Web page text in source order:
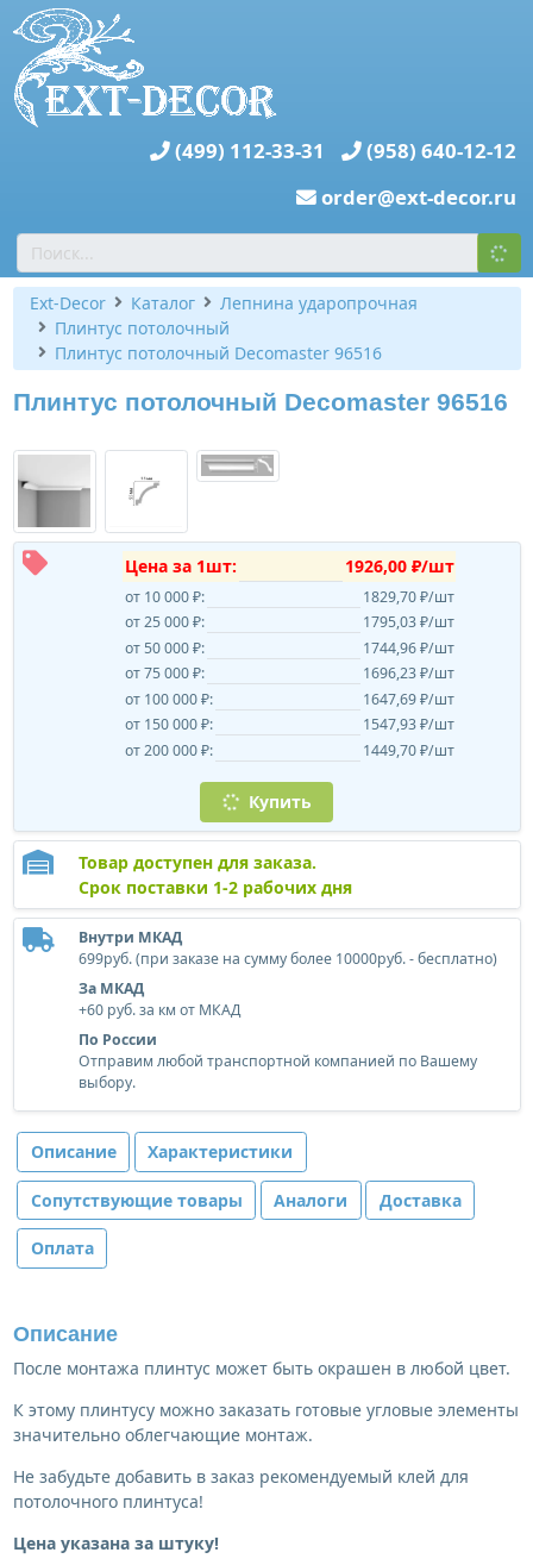
(499) 112-33-31
(958) 640-12-12
order@ext-decor.ru
Ext-Decor Каталог
Лепнина ударопрочная
Плинтус потолочный
Плинтус потолочный Decomaster 96516
Плинтус потолочный Decomaster 96516
Цена за 1шт: 1926,00 ₽/шт
от 10 000 ₽:
1829,70 ₽/шт
от 25 000 ₽:
1795,03 ₽/шт
от 50 000 ₽:
1744,96 ₽/шт
от 75 000 ₽:
1696,23 ₽/шт
от 100 000 ₽:
1647,69 ₽/шт
от 150 000 ₽:
1547,93 ₽/шт
от 200 000 ₽:
1449,70 ₽/шт
Купить
Товар доступен для заказа.
Срок поставки 1-2 рабочих дня
Внутри МКАД
699руб. (при заказе на сумму более 10000руб. - бесплатно)
За МКАД
+60 руб. за км от МКАД
По России
Отправим любой транспортной компанией по Вашему
выбору.
Описание Характеристики
Сопутствующие товары Аналоги Доставка
Оплата
Описание
После монтажа плинтус может быть окрашен в любой цвет.
К этому плинтусу можно заказать готовые угловые элементы
значительно облегчающие монтаж.
Не забудьте добавить в заказ рекомендуемый клей для
потолочного плинтуса!
Цена указана за штуку!